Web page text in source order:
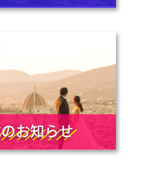
お知らせ